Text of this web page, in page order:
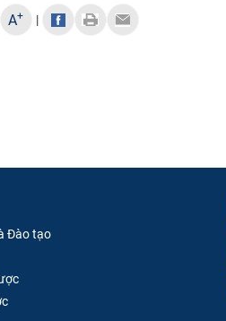
A+ |
Đào tạo